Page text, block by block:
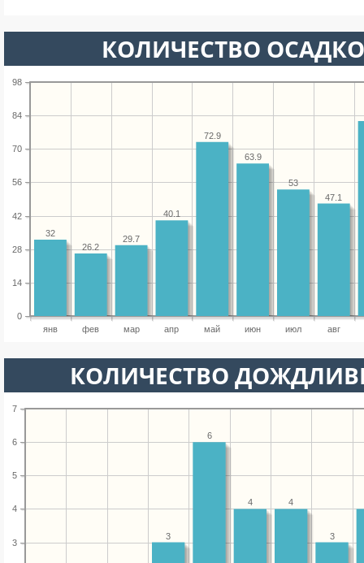
КОЛИЧЕСТВО
янв фев мар апр май июн июл авг
0
14
28
42
56
70
84
98
47.1
53
63.9
72.9
40.1
29.7
26.2
32
КОЛИЧЕСТВО
3
4
5
6
7
3
4
4
6
3